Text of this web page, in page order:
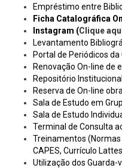
Empréstimo entre
Ficha Catalográfica
Instagram (Clique
Levantamento
Portal de Periódicos da
Renovação On-line de
Repositório
Reserva de On-line
Sala de Estudo em
Sala de Estudo
Terminal de Consulta
Treinamentos (Normas
CAPES, Currículo
Utilização dos